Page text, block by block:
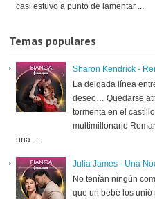
casi estuvo a punto de lamentar ...
Temas populares
Sharon Kendrick -
La delgada línea
deseo… Quedarse
tormenta en el castillo
multimillonario
una ...
Julia James - Una
No tenían ningún
que un bebé los unió